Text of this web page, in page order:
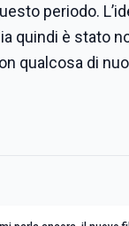
periodo.
quindi è stato
qualcosa di